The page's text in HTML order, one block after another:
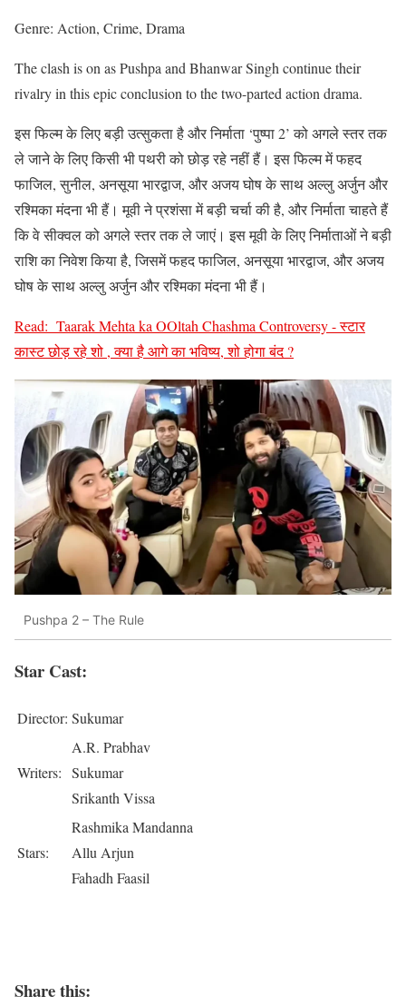
Genre: Action, Crime, Drama
The clash is on as Pushpa and Bhanwar Singh continue their
rivalry in this epic conclusion to the two-parted action drama.
इस फिल्म के लिए बड़ी उत्सुकता है और निर्माता ‘पुष्पा 2’ को अगले स्तर तक
ले जाने के लिए किसी भी पथरी को छोड़ रहे नहीं हैं। इस फिल्म में फहद
फाजिल, सुनील, अनसूया भारद्वाज, और अजय घोष के साथ अल्लु अर्जुन और
रश्मिका मंदना भी हैं। मूवी ने प्रशंसा में बड़ी चर्चा की है, और निर्माता चाहते हैं
कि वे सीक्वल को अगले स्तर तक ले जाएं। इस मूवी के लिए निर्माताओं ने बड़ी
राशि का निवेश किया है, जिसमें फहद फाजिल, अनसूया भारद्वाज, और अजय
घोष के साथ अल्लु अर्जुन और रश्मिका मंदना भी हैं।
Read: Taarak Mehta ka OOltah Chashma Controversy - स्टार
कास्ट छोड़ रहे शो , क्या है आगे का भविष्य, शो होगा बंद ?
Pushpa 2 – The Rule
Star Cast:
Director: Sukumar
Writers:
A.R. Prabhav
Sukumar
Srikanth Vissa
Stars:
Rashmika Mandanna
Allu Arjun
Fahadh Faasil
Share this: